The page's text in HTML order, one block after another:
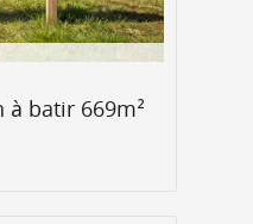
à batir 669m²